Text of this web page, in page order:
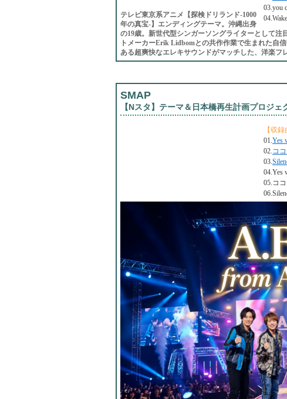
03.you
テレビ東京系アニメ【探検ドリランド-1000
年の真宝-】エンディングテーマ。沖縄出身
の19歳。新世代型シンガーソングライターとして
トメーカーErik Lidbomとの共作作業で生まれた自
ある超爽快なエレキサウンドがマッチした、洋楽フ
SMAP
【Nスタ】テーマ＆日本橋再生計画プロジェ
【収録
01.Yes
02.コ
03.
04.Yes
05.コ